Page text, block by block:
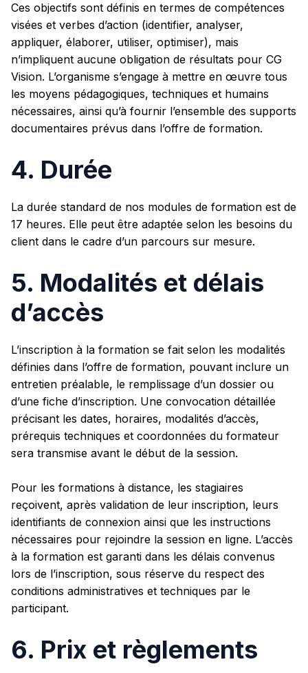
Ces objectifs sont définis en termes de compétences
visées et verbes d’action (identifier, analyser,
appliquer, élaborer, utiliser, optimiser), mais
n’impliquent aucune obligation de résultats pour CG
Vision. L’organisme s’engage à mettre en œuvre tous
les moyens pédagogiques, techniques et humains
nécessaires, ainsi qu’à fournir l’ensemble des supports
documentaires prévus dans l’offre de formation.
4. Durée
La durée standard de nos modules de formation est de
17 heures. Elle peut être adaptée selon les besoins du
client dans le cadre d’un parcours sur mesure.
5. Modalités et délais
d’accès
L’inscription à la formation se fait selon les modalités
définies dans l’offre de formation, pouvant inclure un
entretien préalable, le remplissage d’un dossier ou
d’une fiche d’inscription. Une convocation détaillée
précisant les dates, horaires, modalités d’accès,
prérequis techniques et coordonnées du formateur
sera transmise avant le début de la session.
Pour les formations à distance, les stagiaires
reçoivent, après validation de leur inscription, leurs
identifiants de connexion ainsi que les instructions
nécessaires pour rejoindre la session en ligne. L’accès
à la formation est garanti dans les délais convenus
lors de l’inscription, sous réserve du respect des
conditions administratives et techniques par le
participant.
6. Prix et règlements